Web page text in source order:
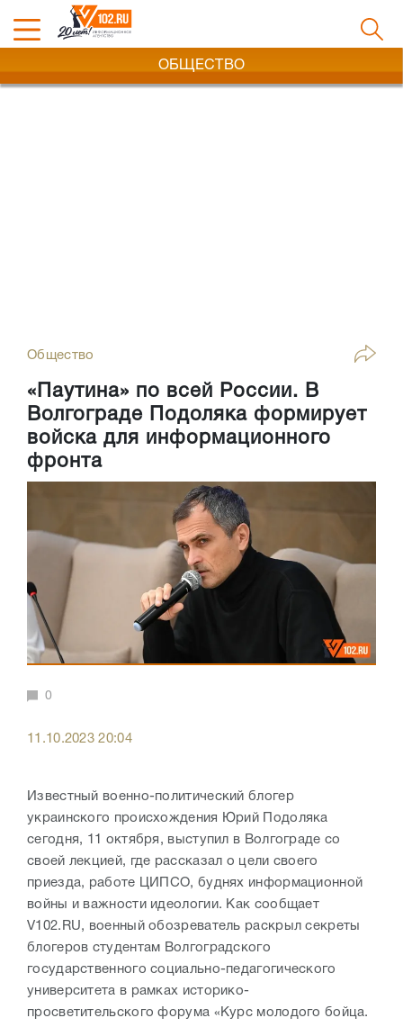
ОБЩЕСТВО
Общество
«Паутина» по всей России. В
Волгограде Подоляка формирует
войска для информационного
фронта
0
11.10.2023 20:04
Известный военно-политический блогер
украинского происхождения Юрий Подоляка
сегодня, 11 октября, выступил в Волгограде со
своей лекцией, где рассказал о цели своего
приезда, работе ЦИПСО, буднях информационной
войны и важности идеологии. Как сообщает
V102.RU, военный обозреватель раскрыл секреты
блогеров студентам Волгоградского
государственного социально-педагогического
университета в рамках историко-
просветительского форума «Курс молодого бойца.